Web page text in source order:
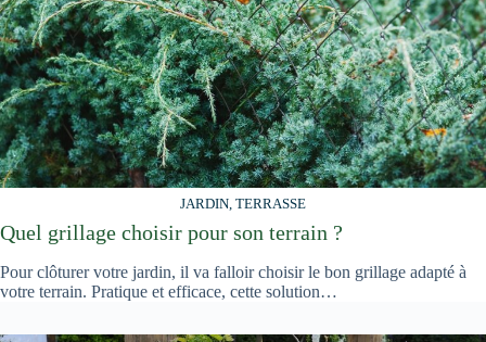
JARDIN, TERRASSE
Quel grillage choisir pour son terrain ?
Pour clôturer votre jardin, il va falloir choisir le bon grillage adapté à
votre terrain. Pratique et efficace, cette solution…